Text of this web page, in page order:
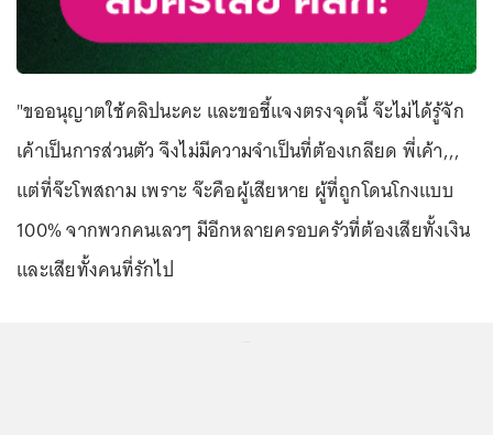
"ขออนุญาตใช้คลิปนะคะ และขอชี้แจงตรงจุดนี้ จ๊ะไม่ได้รู้จัก
เค้าเป็นการส่วนตัว จึงไม่มีความจำเป็นที่ต้องเกลียด พี่เค้า,,,
แต่ที่จ๊ะโพสถาม เพราะ จ๊ะคือผู้เสียหาย ผู้ที่ถูกโดนโกงแบบ
100% จากพวกคนเลวๆ มีอีกหลายครอบครัวที่ต้องเสียทั้งเงิน
และเสียทั้งคนที่รักไป